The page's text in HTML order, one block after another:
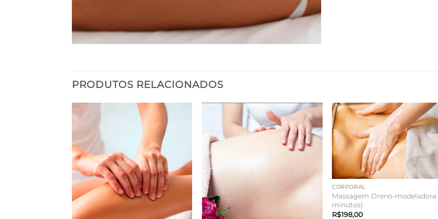
PRODUTOS RELACIONADOS
CORPORAL
Massagem Dreno-modeladora
minutos)
R$198,00